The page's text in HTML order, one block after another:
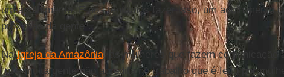
um acolhimento. E nós tentamos fazer isso, um acolhimento
próximas da gente”.
NaIgreja da Amazônia, as mulheres que fazem comunicação
“que muita gente não acredita no trabalho que é feito por